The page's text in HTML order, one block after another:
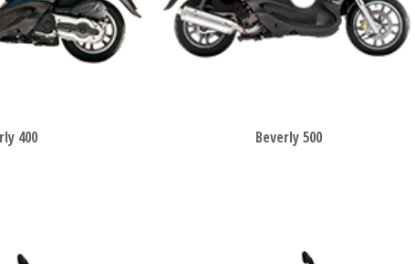
400 Beverly 500